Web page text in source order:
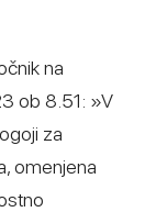
na
ob 8.51: »V
za
omenjena